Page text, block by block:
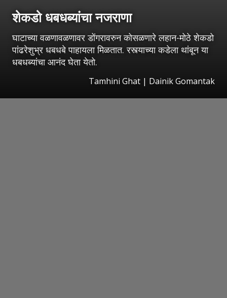
शेकडो धबधब्यांचा नजराणा
घाटाच्या वळणावळणावर डोंगरावरुन कोसळणारे लहान-मोठे शेकडो
पांढरेशुभ्र धबधबे पाहायला मिळतात. रस्त्याच्या कडेला थांबून या
धबधब्यांचा आनंद घेता येतो.
Tamhini Ghat | Dainik Gomantak